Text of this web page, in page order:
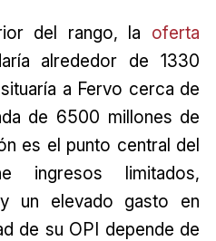
del rango, la oferta
alrededor de 1330
a Fervo cerca de
de 6500 millones de
es el punto central del
ingresos limitados,
un elevado gasto en
de su OPI depende de